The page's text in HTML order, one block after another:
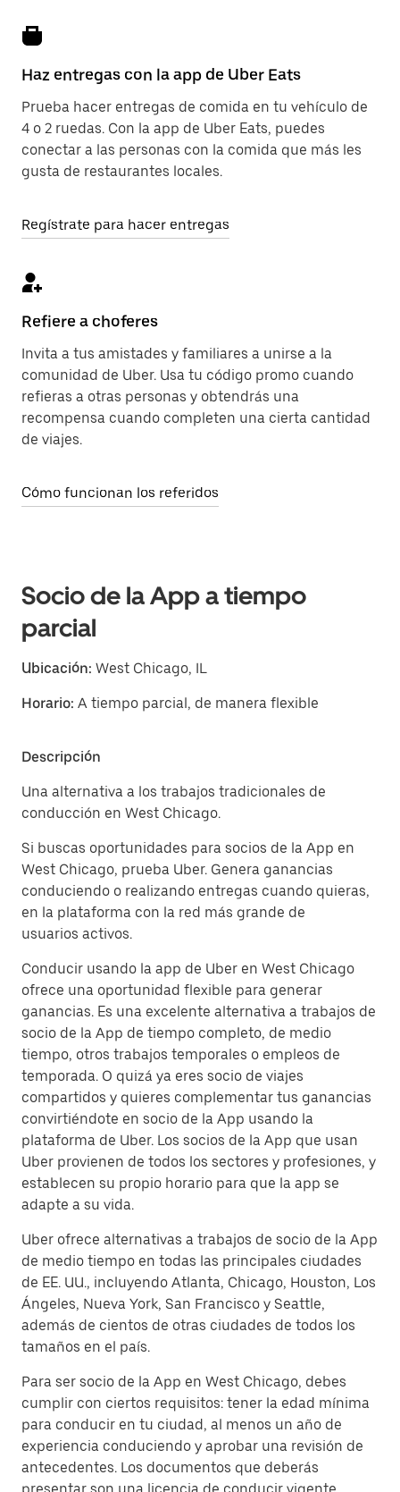
Haz entregas con la app de Uber Eats
Prueba hacer entregas de comida en tu vehículo de
4 o 2 ruedas. Con la app de Uber Eats, puedes
conectar a las personas con la comida que más les
gusta de restaurantes locales.
Regístrate para hacer entregas
Refiere a choferes
Invita a tus amistades y familiares a unirse a la
comunidad de Uber. Usa tu código promo cuando
refieras a otras personas y obtendrás una
recompensa cuando completen una cierta cantidad
de viajes.
Cómo funcionan los referidos
Socio de la App a tiempo
parcial
Ubicación: West Chicago, IL
Horario: A tiempo parcial, de manera flexible
Descripción
Una alternativa a los trabajos tradicionales de
conducción en West Chicago.
Si buscas oportunidades para socios de la App en
West Chicago, prueba Uber. Genera ganancias
conduciendo o realizando entregas cuando quieras,
en la plataforma con la red más grande de
usuarios activos.
Conducir usando la app de Uber en West Chicago
ofrece una oportunidad flexible para generar
ganancias. Es una excelente alternativa a trabajos de
socio de la App de tiempo completo, de medio
tiempo, otros trabajos temporales o empleos de
temporada. O quizá ya eres socio de viajes
compartidos y quieres complementar tus ganancias
convirtiéndote en socio de la App usando la
plataforma de Uber. Los socios de la App que usan
Uber provienen de todos los sectores y profesiones, y
establecen su propio horario para que la app se
adapte a su vida.
Uber ofrece alternativas a trabajos de socio de la App
de medio tiempo en todas las principales ciudades
de EE. UU., incluyendo Atlanta, Chicago, Houston, Los
Ángeles, Nueva York, San Francisco y Seattle,
además de cientos de otras ciudades de todos los
tamaños en el país.
Para ser socio de la App en West Chicago, debes
cumplir con ciertos requisitos: tener la edad mínima
para conducir en tu ciudad, al menos un año de
experiencia conduciendo y aprobar una revisión de
antecedentes. Los documentos que deberás